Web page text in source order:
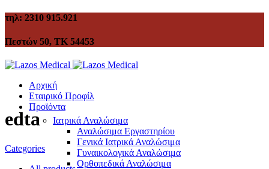
τηλ: 2310 915.921
Πεστών 50, ΤΚ 54453
Αρχική
Εταιρικό Προφίλ
Προϊόντα
Ιατρικά Αναλώσιμα
Αναλώσιμα Εργαστηρίου
Γενικά Ιατρικά Αναλώσιμα
Γυναικολογικά Αναλώσιμα
Ορθοπεδικά Αναλώσιμα
edta
Categories